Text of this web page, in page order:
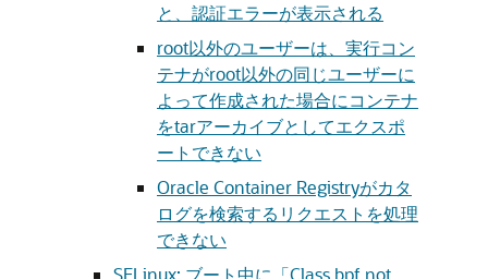
と、認証エラーが表示される
root以外のユーザーは、実行コン
テナがroot以外の同じユーザーに
よって作成された場合にコンテナ
をtarアーカイブとしてエクスポ
ートできない
Oracle Container Registryがカタ
ログを検索するリクエストを処理
できない
SELinux: ブート中に「Class bpf not